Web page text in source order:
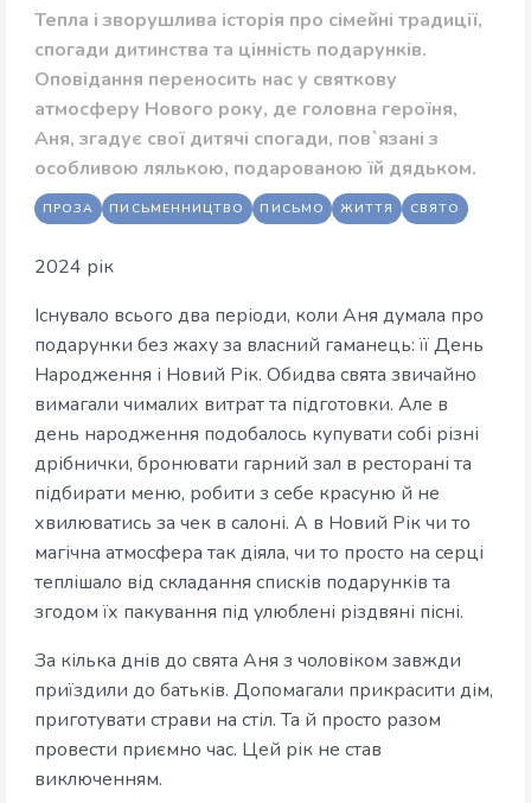
Тепла і зворушлива історія про сімейні традиції,
спогади дитинства та цінність подарунків.
Оповідання переносить нас у святкову
атмосферу Нового року, де головна героїня,
Аня, згадує свої дитячі спогади, пов`язані з
особливою лялькою, подарованою їй дядьком.
ПРОЗА ПИСЬМЕННИЦТВО ПИСЬМО ЖИТТЯ СВЯТО
2024 рік
Існувало всього два періоди, коли Аня думала про
подарунки без жаху за власний гаманець: її День
Народження і Новий Рік. Обидва свята звичайно
вимагали чималих витрат та підготовки. Але в
день народження подобалось купувати собі різні
дрібнички, бронювати гарний зал в ресторані та
підбирати меню, робити з себе красуню й не
хвилюватись за чек в салоні. А в Новий Рік чи то
магічна атмосфера так діяла, чи то просто на серці
теплішало від складання списків подарунків та
згодом їх пакування під улюблені різдвяні пісні.
За кілька днів до свята Аня з чоловіком завжди
приїздили до батьків. Допомагали прикрасити дім,
приготувати страви на стіл. Та й просто разом
провести приємно час. Цей рік не став
виключенням.